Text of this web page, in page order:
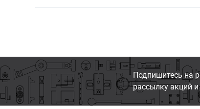
Подпишитесь на
рассылку акций